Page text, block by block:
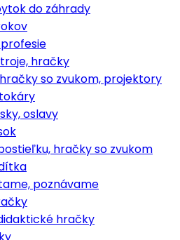
do záhrady
hračky
so zvukom, projektory
oslavy
hračky so zvukom
poznávame
hračky